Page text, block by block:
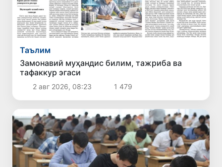
Таълим
Замонавий муҳандис билим, тажриба ва
тафаккур эгаси
2 авг 2026, 08:23 1 479